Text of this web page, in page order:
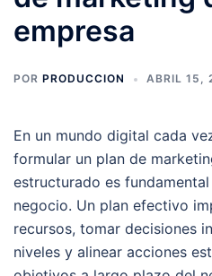
empresa
POR PRODUCCION ABRIL 15,
En un mundo digital cada
formular un plan de
estructurado es
negocio. Un plan efectivo
recursos, tomar decisiones
niveles y alinear acciones